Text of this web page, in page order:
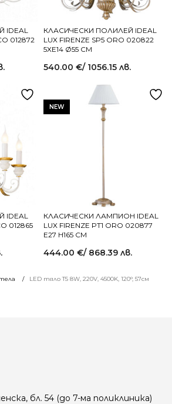
LED тяло Т5 8W, 220V, 4500K, 120°, 57см
012872
КЛАСИЧЕСКИ ПОЛИЛЕЙ IDEAL
LUX FIRENZE SP5 ORO 020822
5XE14 Ø55 СМ
540.00 €/ 1056.15 лв.
012865
NEW
КЛАСИЧЕСКИ ЛАМПИОН IDEAL
LUX FIRENZE PT1 ORO 020877
E27 H165 СМ
444.00 €/ 868.39 лв.
бл. 54 (до 7-ма поликлиника)